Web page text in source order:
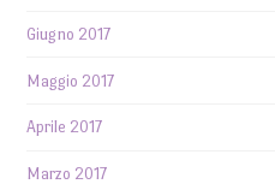
Giugno 2017
Maggio 2017
Aprile 2017
Marzo 2017